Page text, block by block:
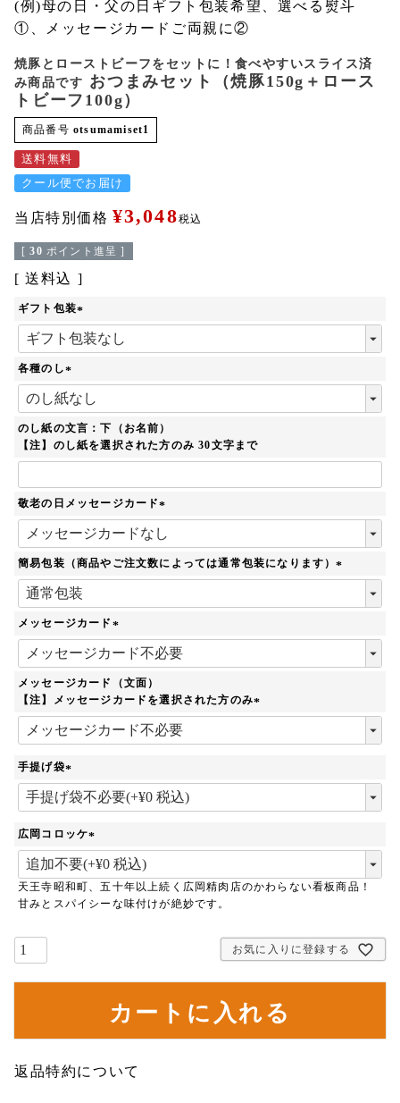
(例)母の日・父の日ギフト包装希望、選べる熨斗
①、メッセージカードご両親に②
焼豚とローストビーフをセットに！食べやすいスライス済
み商品です おつまみセット（焼豚150g＋ロース
トビーフ100g）
商品番号 otsumamiset1
送料無料
クール便でお届け
当店特別価格 ¥3,048税込
[ 30 ポイント進呈 ]
送料込
ギフト包装
必
各種のし
(
必
須
)
のし紙の文言：下（お名前）
【注】のし紙を選択された方のみ 30文字まで
敬老の日メッセージカード
必
須
簡易包装（商品やご注文数によっては通常包装になります）
メッセージカード
須
)
メッセージカード（文面）
【注】メッセージカードを選択された方のみ
手提げ袋
(
必
)
広岡コロッケ
必
須
)
天王寺昭和町、五十年以上続く広岡精肉店のかわらない看板商品！
甘みとスパイシーな味付けが絶妙です。
お気に入りに登録する
カートに入れる
返品特約について